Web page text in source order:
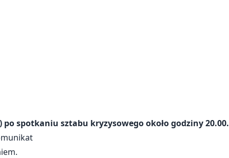
spotkaniu sztabu kryzysowego około godziny 20.00.